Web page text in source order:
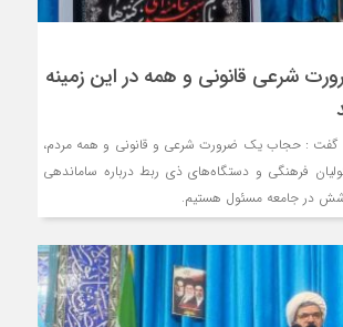
شرعی قانونی و همه در این زمینه
: حجاب یک ضرورت شرعی و قانونی و همه مردم،
فرهنگی و دستگاه‌های ذی ربط درباره ساماندهی
در جامعه مسئول هستیم.